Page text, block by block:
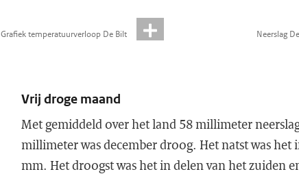
Grafiek temperatuurverloop De Bilt Neerslag
Vrij droge maand
Met gemiddeld over het land 58 millimeter
millimeter was december droog. Het natst was
mm. Het droogst was het in delen van het zuiden